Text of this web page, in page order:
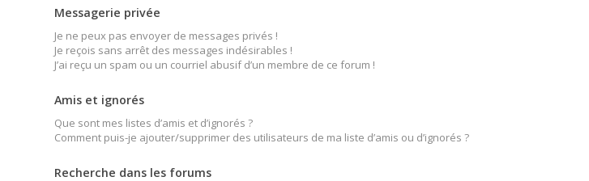
Messagerie privée
Je ne peux pas envoyer de messages privés !
Je reçois sans arrêt des messages indésirables !
J’ai reçu un spam ou un courriel abusif d’un membre de ce forum !
Amis et ignorés
Que sont mes listes d’amis et d’ignorés ?
Comment puis-je ajouter/supprimer des utilisateurs de ma liste d’amis ou d’ignorés ?
Recherche dans les forums